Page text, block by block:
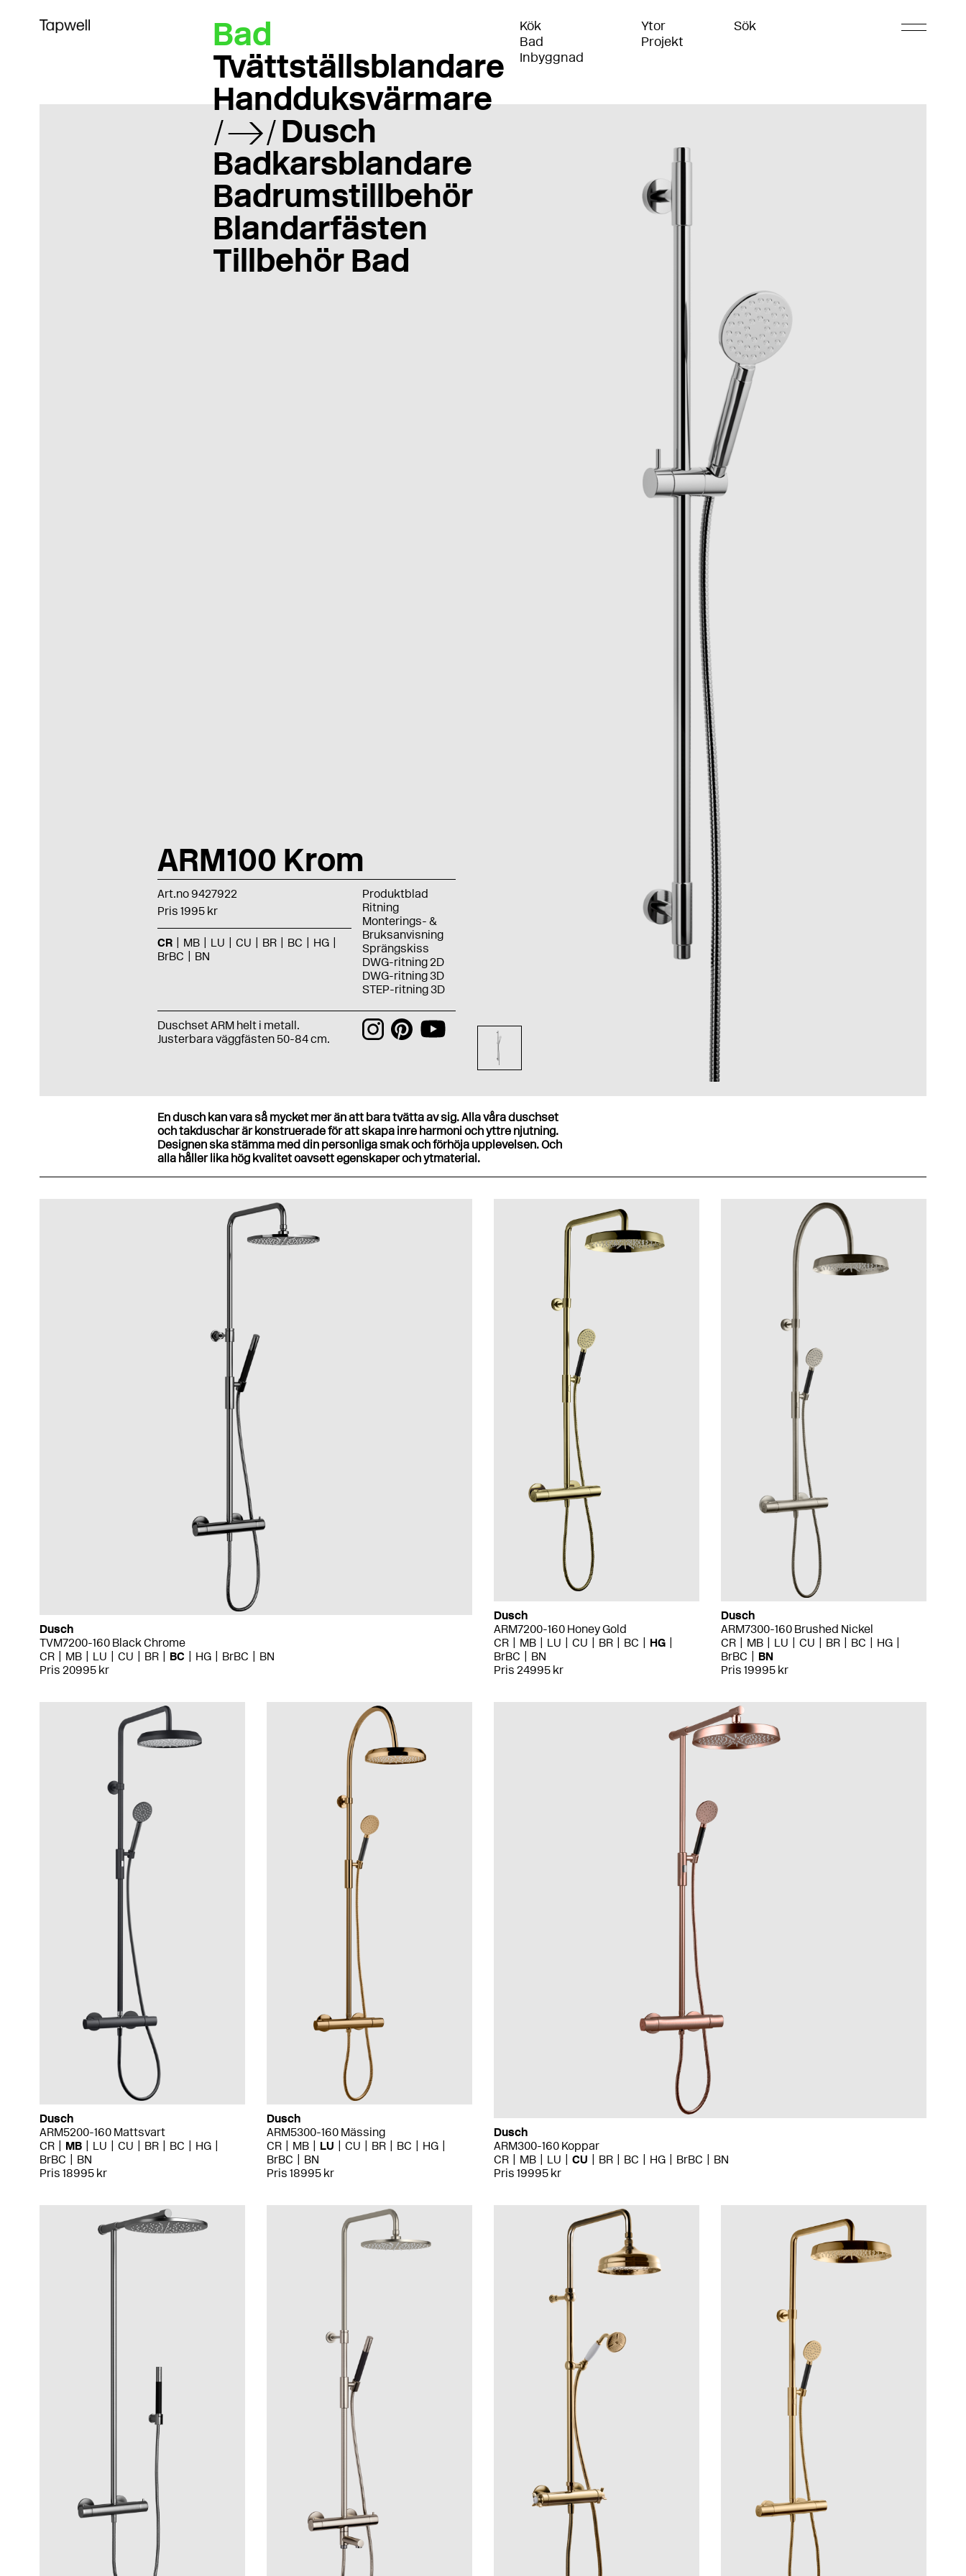
Bad
Tvättställsblandare
Handduksvärmare
Dusch
Badkarsblandare
Badrumstillbehör
Blandarfästen
Tillbehör Bad
Kök
Bad
Inbyggnad
Ytor
Projekt
Sök
ARM100 Krom
Art.no 9427922
Pris 1995 kr
CR MB LU CU BR BC
HG
BrBC
BN
Produktblad
Ritning
Monterings- &
Bruksanvisning
Sprängskiss
DWG-ritning 2D
DWG-ritning 3D
STEP-ritning 3D
Duschset ARM helt i metall.
Justerbara väggfästen 50-84 cm.
En dusch kan vara så mycket mer än att bara tvätta av sig. Alla våra duschset
och takduschar är konstruerade för att skapa inre harmoni och yttre njutning.
Designen ska stämma med din personliga smak och förhöja upplevelsen. Och
alla håller lika hög kvalitet oavsett egenskaper och ytmaterial.
Dusch
TVM7200-160 Black Chrome
CR
MB LU CU BR BC HG BrBC
BN
Pris 20995 kr
Dusch
ARM7200-160 Honey Gold
CR
MB LU CU BR BC
HG
BrBC
BN
Pris 24995 kr
Dusch
ARM7300-160 Brushed Nickel
CR
MB LU CU BR BC
HG
BrBC
BN
Pris 19995 kr
Dusch
ARM5200-160 Mattsvart
CR
MB LU CU BR BC
HG
BrBC
BN
Pris 18995 kr
Dusch
ARM5300-160 Mässing
CR
MB LU CU BR BC
HG
BrBC
BN
Pris 18995 kr
Dusch
ARM300-160 Koppar
CR
MB LU CU BR BC HG BrBC
BN
Pris 19995 kr